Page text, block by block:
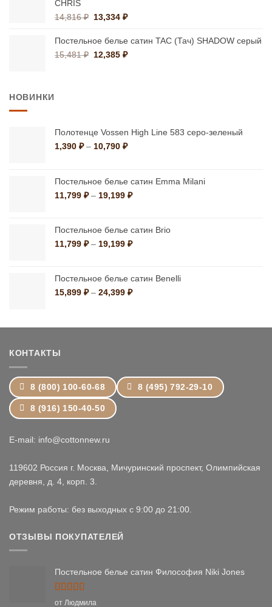
3,984 ₽
CHRIS
14,816₽ Первоначальная
составляла
14,816 ₽.
13,334₽Текущая
13,334 ₽.
Постельное белье сатин TAC (Тач) SHADOW серый
15,481₽ Первоначальная
12,385₽Текущая
НОВИНКИ
Полотенце Vossen High Line 583 серо-зеленый
1,390 ₽ – 10,790 ₽Диапазон
–
10,790 ₽
Постельное белье сатин Emma Milani
11,799 ₽ – 19,199 ₽Диапазон
–
19,199 ₽
Постельное белье сатин Brio
11,799 ₽ – 19,199 ₽Диапазон
–
19,199 ₽
Постельное белье сатин Benelli
15,899 ₽ – 24,399 ₽Диапазон
–
КОНТАКТЫ
8 (800) 100-60-68 8 (495) 792-29-10
8 (916) 150-40-50
E-mail: info@cottonnew.ru
119602 Россия г. Москва, Мичуринский проспект, Олимпийская
деревня, д. 4, корп. 3.
Режим работы: без выходных с 9:00 до 21:00.
ОТЗЫВЫ ПОКУПАТЕЛЕЙ
Постельное белье сатин Философия Niki Jones
Оценка5
от Людмила